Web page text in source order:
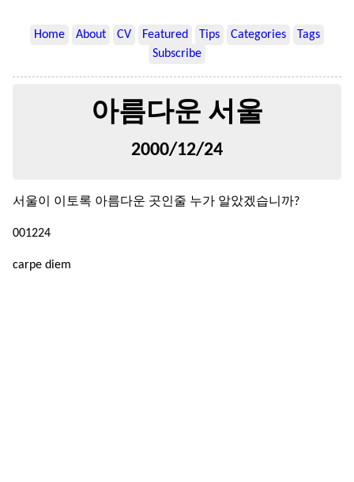
Home About CV Featured Tips Categories
Tags
Subscribe
아름다운 서울
2000/12/24
서울이 이토록 아름다운 곳인줄 누가 알았겠습니까?
001224
carpe diem